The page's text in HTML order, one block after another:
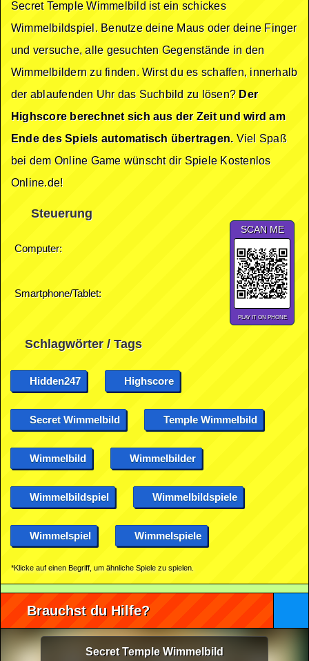
Secret Temple Wimmelbild ist ein schickes
Wimmelbildspiel. Benutze deine Maus oder deine Finger
und versuche, alle gesuchten Gegenstände in den
Wimmelbildern zu finden. Wirst du es schaffen, innerhalb
der ablaufenden Uhr das Suchbild zu lösen? Der
Highscore berechnet sich aus der Zeit und wird am
Ende des Spiels automatisch übertragen. Viel Spaß
bei dem Online Game wünscht dir Spiele Kostenlos
Online.de!
Steuerung
Computer:
Smartphone/Tablet:
SCAN ME
PLAY IT ON PHONE
Schlagwörter / Tags
Hidden247 Highscore
Secret Wimmelbild Temple Wimmelbild
Wimmelbild Wimmelbilder
Wimmelbildspiel Wimmelbildspiele
Wimmelspiel Wimmelspiele
*Klicke auf einen Begriff, um ähnliche Spiele zu spielen.
Brauchst du Hilfe?
Secret Temple Wimmelbild